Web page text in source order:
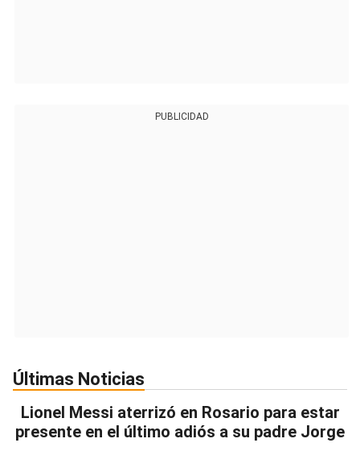
PUBLICIDAD
Últimas Noticias
Lionel Messi aterrizó en Rosario para estar
presente en el último adiós a su padre Jorge